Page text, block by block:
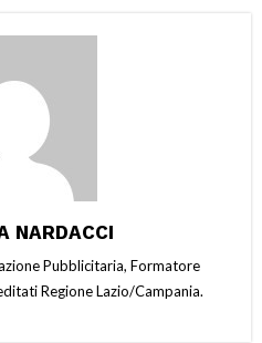
NARDACCI
Pubblicitaria, Formatore
Regione Lazio/Campania.